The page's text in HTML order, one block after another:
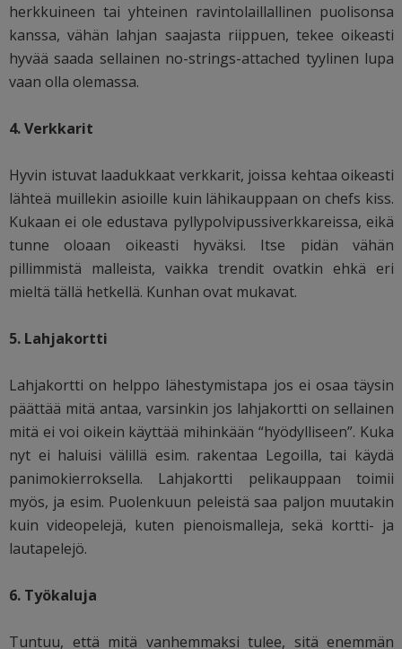
herkkuineen tai yhteinen ravintolaillallinen puolisonsa
kanssa, vähän lahjan saajasta riippuen, tekee oikeasti
hyvää saada sellainen no-strings-attached tyylinen lupa
vaan olla olemassa.
4. Verkkarit
Hyvin istuvat laadukkaat verkkarit, joissa kehtaa oikeasti
lähteä muillekin asioille kuin lähikauppaan on chefs kiss.
Kukaan ei ole edustava pyllypolvipussiverkkareissa, eikä
tunne oloaan oikeasti hyväksi. Itse pidän vähän
pillimmistä malleista, vaikka trendit ovatkin ehkä eri
mieltä tällä hetkellä. Kunhan ovat mukavat.
5. Lahjakortti
Lahjakortti on helppo lähestymistapa jos ei osaa täysin
päättää mitä antaa, varsinkin jos lahjakortti on sellainen
mitä ei voi oikein käyttää mihinkään “hyödylliseen”. Kuka
nyt ei haluisi välillä esim. rakentaa Legoilla, tai käydä
panimokierroksella. Lahjakortti pelikauppaan toimii
myös, ja esim. Puolenkuun peleistä saa paljon muutakin
kuin videopelejä, kuten pienoismalleja, sekä kortti- ja
lautapelejö.
6. Työkaluja
Tuntuu, että mitä vanhemmaksi tulee, sitä enemmän